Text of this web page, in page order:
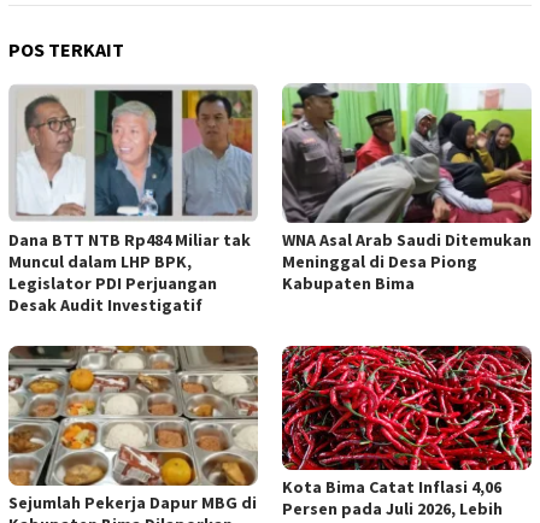
POS TERKAIT
Dana BTT NTB Rp484 Miliar tak
Muncul dalam LHP BPK,
Legislator PDI Perjuangan
Desak Audit Investigatif
WNA Asal Arab Saudi Ditemukan
Meninggal di Desa Piong
Kabupaten Bima
Sejumlah Pekerja Dapur MBG di
Kota Bima Catat Inflasi 4,06
Persen pada Juli 2026, Lebih